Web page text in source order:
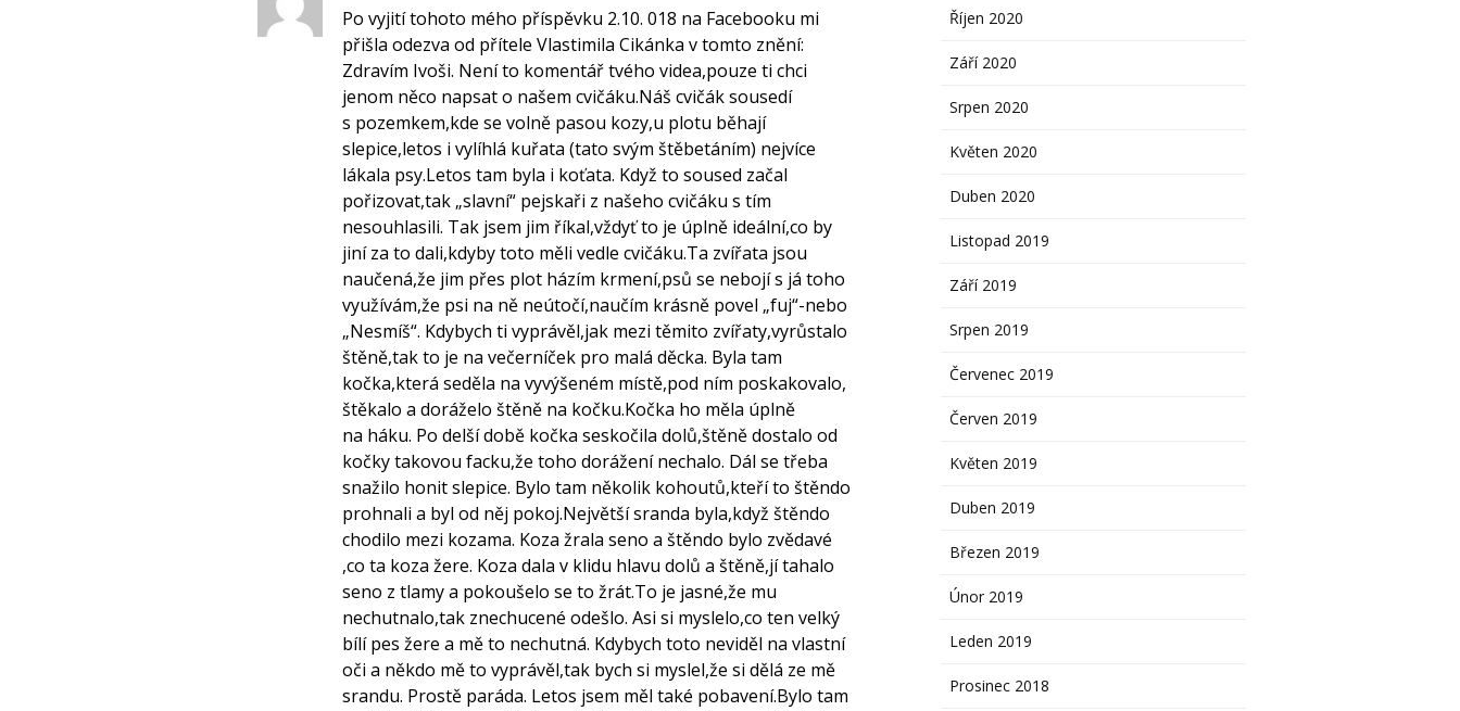
Po vyjití tohoto mého příspěvku 2.10. 018 na Facebooku mi
přišla odezva od přítele Vlastimila Cikánka v tomto znění:
Zdravím Ivoši. Není to komentář tvého videa,pouze ti chci
jenom něco napsat o našem cvičáku.Náš cvičák sousedí
s pozemkem,kde se volně pasou kozy,u plotu běhají
slepice,letos i vylíhlá kuřata (tato svým štěbetáním) nejvíce
lákala psy.Letos tam byla i koťata. Když to soused začal
pořizovat,tak „slavní“ pejskaři z našeho cvičáku s tím
nesouhlasili. Tak jsem jim říkal,vždyť to je úplně ideální,co by
jiní za to dali,kdyby toto měli vedle cvičáku.Ta zvířata jsou
naučená,že jim přes plot házím krmení,psů se nebojí s já toho
využívám,že psi na ně neútočí,naučím krásně povel „fuj“-nebo
„Nesmíš“. Kdybych ti vyprávěl,jak mezi těmito zvířaty,vyrůstalo
štěně,tak to je na večerníček pro malá děcka. Byla tam
kočka,která seděla na vyvýšeném místě,pod ním poskakovalo,
štěkalo a doráželo štěně na kočku.Kočka ho měla úplně
na háku. Po delší době kočka seskočila dolů,štěně dostalo od
kočky takovou facku,že toho dorážení nechalo. Dál se třeba
snažilo honit slepice. Bylo tam několik kohoutů,kteří to štěndo
prohnali a byl od něj pokoj.Největší sranda byla,když štěndo
chodilo mezi kozama. Koza žrala seno a štěndo bylo zvědavé
,co ta koza žere. Koza dala v klidu hlavu dolů a štěně,jí tahalo
seno z tlamy a pokoušelo se to žrát.To je jasné,že mu
nechutnalo,tak znechucené odešlo. Asi si myslelo,co ten velký
bílí pes žere a mě to nechutná. Kdybych toto neviděl na vlastní
oči a někdo mě to vyprávěl,tak bych si myslel,že si dělá ze mě
srandu. Prostě paráda. Letos jsem měl také pobavení.Bylo tam
Říjen 2020
Září 2020
Srpen 2020
Květen 2020
Duben 2020
Listopad 2019
Září 2019
Srpen 2019
Červenec 2019
Červen 2019
Květen 2019
Duben 2019
Březen 2019
Únor 2019
Leden 2019
Prosinec 2018